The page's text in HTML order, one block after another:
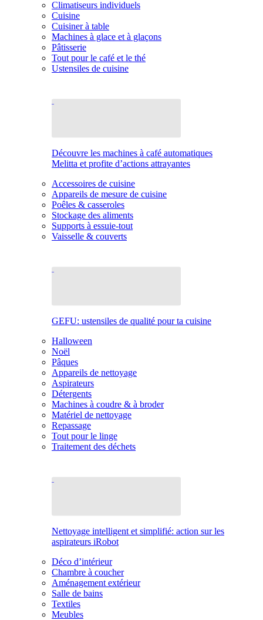
Climatiseurs individuels
Cuisine
Cuisiner à table
Machines à glace et à glaçons
Pâtisserie
Tout pour le café et le thé
Ustensiles de cuisine
Découvre les machines à café automatiques
Melitta et profite d’actions attrayantes
Accessoires de cuisine
Appareils de mesure de cuisine
Poêles & casseroles
Stockage des aliments
Supports à essuie-tout
Vaisselle & couverts
GEFU: ustensiles de qualité pour ta cuisine
Halloween
Noël
Pâques
Appareils de nettoyage
Aspirateurs
Détergents
Machines à coudre & à broder
Matériel de nettoyage
Repassage
Tout pour le linge
Traitement des déchets
Nettoyage intelligent et simplifié: action sur les
aspirateurs iRobot
Déco d’intérieur
Chambre à coucher
Aménagement extérieur
Salle de bains
Textiles
Meubles